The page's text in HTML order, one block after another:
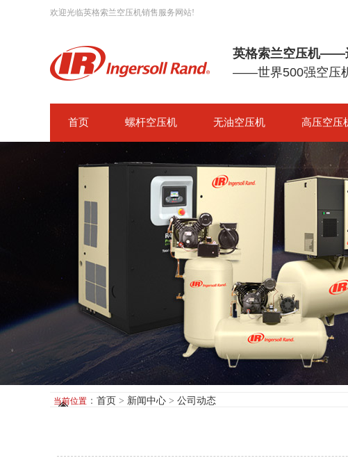
欢迎光临英格索兰空压机销售服务网站!
英格索兰空压机——
——世界500强空压
首页 螺杆空压机 无油空压机 高压空压
当前位置 ： 首页 > 新闻中心 > 公司动态